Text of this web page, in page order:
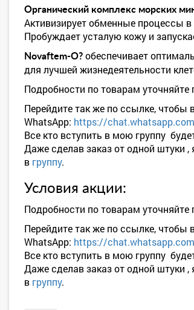
Органический комплекс морских
Активизирует обменные процессы в
Пробуждает усталую кожу и
Novaftem-O? обеспечивает
для лучшей жизнедеятельности
Подробности по товарам уточняйте
Перейдите так же по ссылке, чтобы
WhatsApp: https://
Все кто вступить в мою группу
Даже сделав заказ от одной штуки
в группу.
Условия акции:
Подробности по товарам уточняйте
Перейдите так же по ссылке, чтобы
WhatsApp: https://
Все кто вступить в мою группу
Даже сделав заказ от одной штуки
в группу.